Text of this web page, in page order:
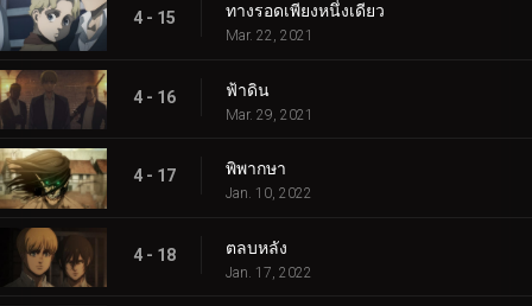
4 - 15 ทางรอดเพียงหนึ่งเดียว
Mar. 22, 2021
4 - 16 ฟ้าดิน
Mar. 29, 2021
4 - 17 พิพากษา
Jan. 10, 2022
4 - 18 ตลบหลัง
Jan. 17, 2022